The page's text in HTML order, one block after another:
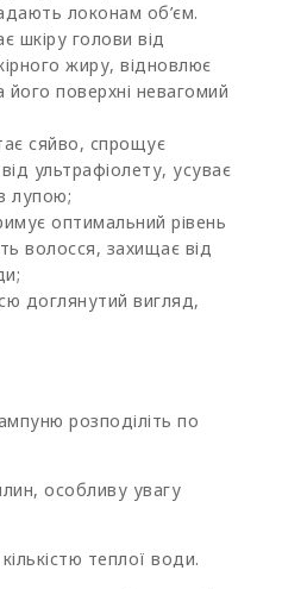
локонам об’єм.
шкіру голови від
жиру, відновлює
його поверхні невагомий
сяйво, спрощує
ультрафіолету, усуває
лупою;
оптимальний рівень
волосся, захищає від
доглянутий вигляд,
розподіліть по
особливу увагу
теплої води.